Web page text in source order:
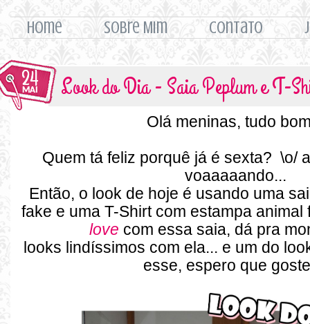
home Sobre Mim Contato
24
MAI Look do Dia - Saia Peplum e T-
Olá meninas, tudo
Quem tá feliz porquê já é sexta? \o/
voaaaaando...
Então, o look de hoje é usando uma
fake e uma T-Shirt com estampa
love com essa saia, dá pra
looks lindíssimos com ela... e um do
esse, espero que